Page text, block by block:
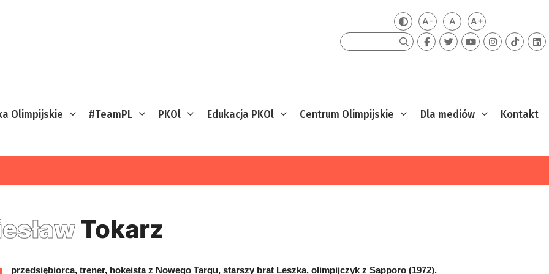
Zmień kontrast
A-Mniejsza czcionka
ADomyślna czcionka
A+Większa
Szukaj
Olimpijskie #TeamPL PKOl Edukacja PKOl Centrum Olimpijskie Dla mediów Kontakt
Tokarz
przedsiębiorca, trener, hokeista z Nowego Targu, starszy brat Leszka, olimpijczyk z Sapporo (1972).